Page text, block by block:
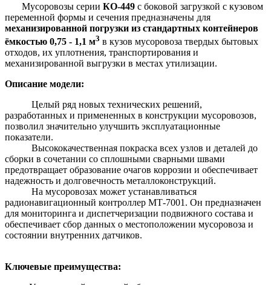
Мусоровозы серии КО-449 с боковой загрузкой с кузовом
переменной формы и сечения предназначены для
механизированной погрузки из стандартных контейнеров
ёмкостью 0,75 - 1,1 м3 в кузов мусоровоза твердых бытовых
отходов, их уплотнения, транспортирования и
механизированной выгрузки в местах утилизации.
Описание модели:
Целый ряд новых технических решений,
разработанных и примененных в конструкции мусоровозов,
позволил значительно улучшить эксплуатационные
показатели.
Высококачественная покраска всех узлов и деталей до
сборки в сочетании со сплошными сварными швами
предотвращает образование очагов коррозии и обеспечивает
надежность и долговечность металлоконструкций.
На мусоровозах может устанавливаться
радионавигационный контроллер МТ-7001. Он предназначен
для мониторинга и диспетчеризации подвижного состава и
обеспечивает сбор данных о местоположении мусоровоза и
состоянии внутренних датчиков.
Ключевые преимущества: